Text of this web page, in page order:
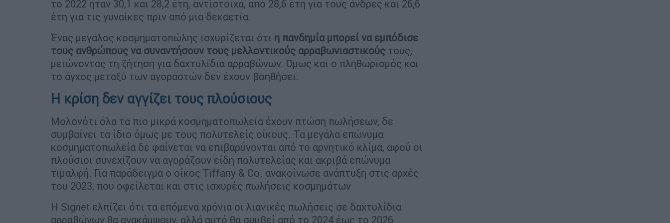
το 2022 ήταν 30,1 και 28,2 έτη, αντίστοιχα, από 28,6 έτη για τους άνδρες και 26,6
έτη για τις γυναίκες πριν από μια δεκαετία.
Ένας μεγάλος κοσμηματοπώλης ισχυρίζεται ότι η πανδημία μπορεί να εμπόδισε
τους ανθρώπους να συναντήσουν τους μελλοντικούς αρραβωνιαστικούς τους,
μειώνοντας τη ζήτηση για δαχτυλίδια αρραβώνων. Όμως και ο πληθωρισμός και
το άγχος μεταξύ των αγοραστών δεν έχουν βοηθήσει.
Η κρίση δεν αγγίζει τους πλούσιους
Μολονότι όλα τα πιο μικρά κοσμηματοπωλεία έχουν πτώση πωλήσεων, δε
συμβαίνει τα ίδιο όμως με τους πολυτελείς οίκους. Τα μεγάλα επώνυμα
κοσμηματοπωλεία δε φαίνεται να επιβαρύνονται από το αρνητικό κλίμα, αφού οι
πλούσιοι συνεχίζουν να αγοράζουν είδη πολυτελείας και ακριβά επώνυμα
τιμαλφή. Για παράδειγμα ο οίκος Tiffany & Co. ανακοίνωσε ανάπτυξη στις αρχές
του 2023, που οφείλεται και στις ισχυρές πωλήσεις κοσμημάτων
Η Signet ελπίζει ότι τα επόμενα χρόνια οι λιανικές πωλήσεις σε δαχτυλίδια
αρραβώνων θα ανακάμψουν, αλλά αυτό θα συμβεί από το 2024 έως το 2026.